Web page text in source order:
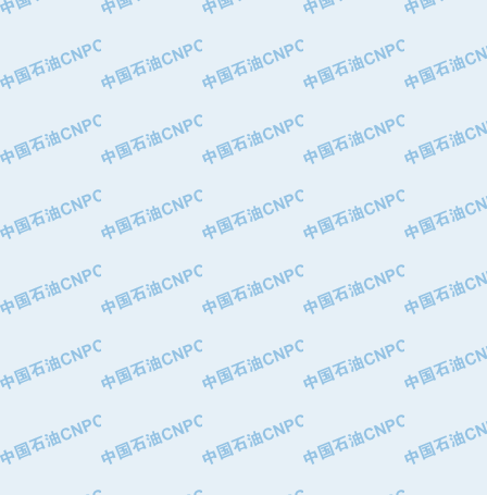
·新疆新冠控制系统工程有限公司
·新疆安维消防设施器材有限公司
·华北石油津工机械制造有限公司
·上海山武控制仪表有限公司
·上海赛科石油化工有限责任公司
·上海高桥石化
·中国石化扬子石油化工股份有限公司
·中国石化长岭炼化公司
·中国石油长庆油田分公司
·山东墨龙石油机械股份有限公司
·大庆油田物资集团
·南阳防爆集团有限公司
·乳山市力久特种电机有限公司
·无锡西姆莱斯石油专用管制造有限公